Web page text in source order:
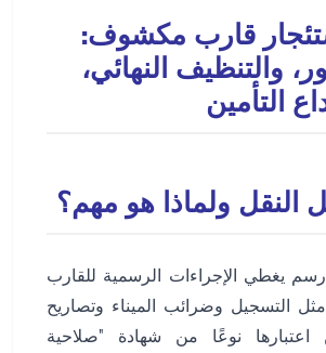
قارب مكشوف:
والتنظيف النهائي،
التأمين
النقل ولماذا هو مهم؟
يغطي الإجراءات الرسمية للقارب
التسجيل وضرائب الميناء وتصاريح
اعتبارها نوعًا من شهادة "صلاحية